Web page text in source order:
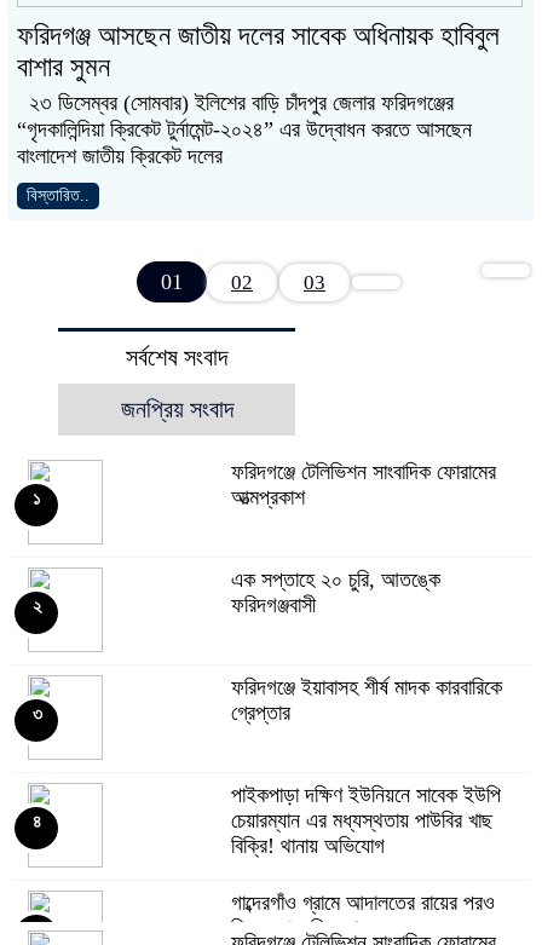
ফরিদগঞ্জ আসছেন জাতীয় দলের সাবেক অধিনায়ক হাবিবুল
বাশার সুমন
২৩ ডিসেম্বর (সোমবার) ইলিশের বাড়ি চাঁদপুর জেলার ফরিদগঞ্জের
“গৃদকালিন্দিয়া ক্রিকেট টুর্নামেন্ট-২০২৪” এর উদ্বোধন করতে আসছেন
বাংলাদেশ জাতীয় ক্রিকেট দলের
বিস্তারিত..
01 02 03
সর্বশেষ সংবাদ
জনপ্রিয় সংবাদ
ফরিদগঞ্জে টেলিভিশন সাংবাদিক ফোরামের
আত্মপ্রকাশ
১
এক সপ্তাহে ২০ চুরি, আতঙ্কে
ফরিদগঞ্জবাসী
২
ফরিদগঞ্জে ইয়াবাসহ শীর্ষ মাদক কারবারিকে
গ্রেপ্তার
৩
পাইকপাড়া দক্ষিণ ইউনিয়নে সাবেক ইউপি
চেয়ারম্যান এর মধ্যস্থতায় পাউবির খাছ
বিক্রি! থানায় অভিযোগ
৪
গাব্দেরগাঁও গ্রামে আদালতের রায়ের পরও
মিলছে না জমির দখল
৫